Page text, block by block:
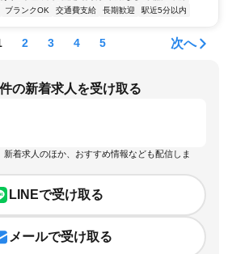
ブランクOK 交通費支給 長期歓迎 駅近5分以内
2 3 4 5 次へ
の新着求人を受け取る
新着求人のほか、おすすめ情報なども配信しま
LINEで受け取る
メールで受け取る